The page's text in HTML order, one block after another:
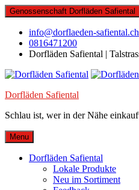
Skip
to
content
Genossenschaft Dorfläden Safiental
info@dorflaeden-safiental.ch
0816471200
Dorfläden Safiental |
Dorfläden Safiental
Schlau ist, wer in der Nähe
Menu
Dorfläden Safiental
Lokale Produkte
Neu im Sortiment